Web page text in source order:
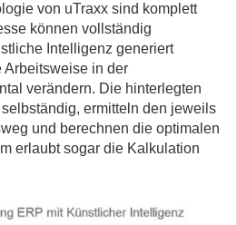
von uTraxx sind komplett
können vollständig
Intelligenz generiert
Arbeitsweise in der
verändern. Die hinterlegten
ermitteln den jeweils
und berechnen die optimalen
erlaubt sogar die Kalkulation